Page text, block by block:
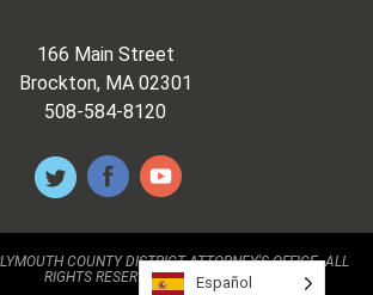
166 Main Street
Brockton, MA 02301
508-584-8120
COUNTY DISTRICT ATTORNEY'S OFFICE. ALL
RIGHTS RESERVED.
Español